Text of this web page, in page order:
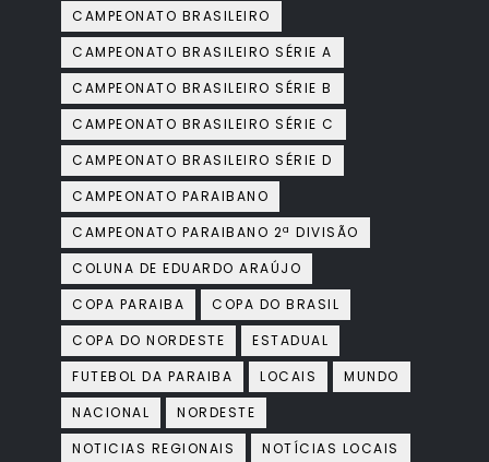
CAMPEONATO BRASILEIRO
CAMPEONATO BRASILEIRO SÉRIE A
CAMPEONATO BRASILEIRO SÉRIE B
CAMPEONATO BRASILEIRO SÉRIE C
CAMPEONATO BRASILEIRO SÉRIE D
CAMPEONATO PARAIBANO
CAMPEONATO PARAIBANO 2ª DIVISÃO
COLUNA DE EDUARDO ARAÚJO
COPA PARAIBA
COPA DO BRASIL
COPA DO NORDESTE
ESTADUAL
FUTEBOL DA PARAIBA
LOCAIS
MUNDO
NACIONAL
NORDESTE
NOTICIAS REGIONAIS
NOTÍCIAS LOCAIS